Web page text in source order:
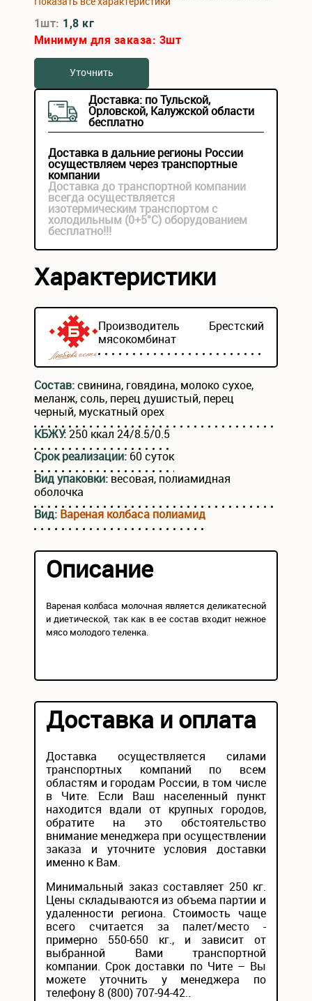
1шт: 1,8 кг
Минимум для заказа: 3шт
Уточнить
Доставка: по Тульской,
Орловской, Калужской области
бесплатно
Доставка в дальние регионы России
осуществляем через транспортные
компании
Доставка до транспортной компании
всегда осуществляется
изотермическим транспортом с
холодильным (0+5°С) оборудованием
бесплатно!!!
Характеристики
Производитель Брестский
мясокомбинат
Состав:свинина, говядина, молоко сухое,
меланж, соль, перец душистый, перец
черный, мускатный орех
КБЖУ:250 ккал 24/8.5/0.5
Срок реализации: 60 суток
Вид упаковки: весовая, полиамидная
оболочка
Вид: Вареная колбаса полиамид
Описание
Вареная колбаса молочная является деликатесной
и диетической, так как в ее состав входит нежное
мясо молодого теленка.
Доставка и оплата
Доставка осуществляется силами
транспортных компаний по всем
областям и городам России, в том числе
в Чите. Если Ваш населенный пункт
находится вдали от крупных городов,
обратите на это обстоятельство
внимание менеджера при осуществлении
заказа и уточните условия доставки
именно к Вам.
Минимальный заказ составляет 250 кг.
Цены складываются из объема партии и
удаленности региона. Стоимость чаще
всего считается за палет/место -
примерно 550-650 кг., и зависит от
выбранной Вами транспортной
компании. Срок доставки по Чите – Вы
можете уточнить у менеджера по
телефону 8 (800) 707-94-42..